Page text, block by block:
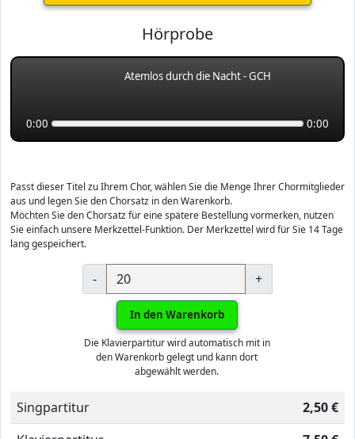
Hörprobe
Atemlos durch die Nacht - GCH
0:00 0:00
Passt dieser Titel zu Ihrem Chor, wählen Sie die Menge Ihrer Chormitglieder
aus und legen Sie den Chorsatz in den Warenkorb.
Möchten Sie den Chorsatz für eine spätere Bestellung vormerken, nutzen
Sie einfach unsere Merkzettel-Funktion. Der Merkzettel wird für Sie 14 Tage
lang gespeichert.
- +
In den Warenkorb
Die Klavierpartitur wird automatisch mit in
den Warenkorb gelegt und kann dort
abgewählt werden.
Singpartitur
2,50 €